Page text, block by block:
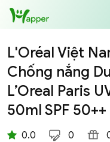
L'Oréal Việt
Chống nắng
L’Oreal Paris
50ml SPF 50++
0.0 0